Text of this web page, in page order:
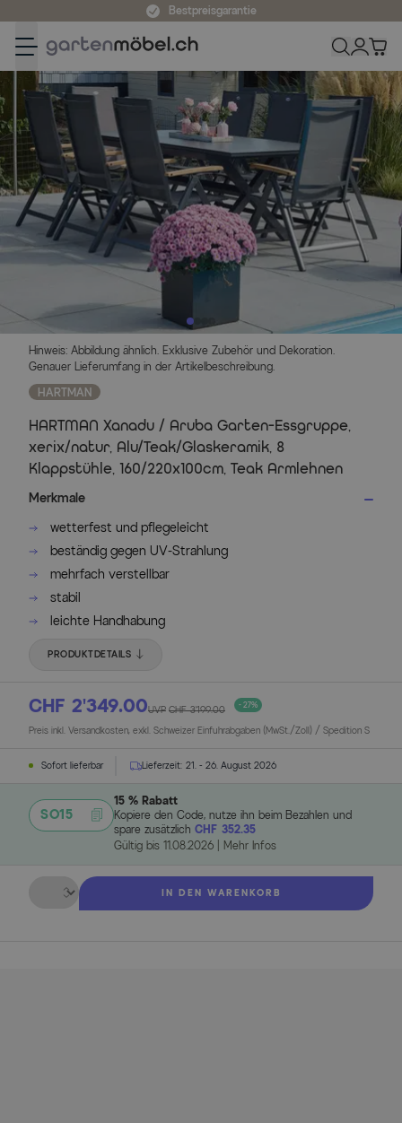
Bestpreisgarantie
Hinweis: Abbildung ähnlich. Exklusive Zubehör und Dekoration.
Genauer Lieferumfang in der Artikelbeschreibung.
HARTMAN
HARTMAN Xanadu / Aruba Garten-Essgruppe,
xerix/natur, Alu/Teak/Glaskeramik, 8
Klappstühle, 160/220x100cm, Teak Armlehnen
Merkmale
wetterfest und pflegeleicht
beständig gegen UV-Strahlung
mehrfach verstellbar
stabil
leichte Handhabung
PRODUKTDETAILS
CHF 2’349.00UVP CHF 3’199.00 - 27%
Preis inkl. Versandkosten, exkl. Schweizer Einfuhrabgaben (MwSt./Zoll) / Spedition S
Sofort lieferbar Lieferzeit: 21. - 26. August 2026
SO15
15 % Rabatt
Kopiere den Code, nutze ihn beim Bezahlen und
spare zusätzlich CHF 352.35
Gültig bis 11.08.2026 Mehr Infos
Menge
IN DEN WARENKORB